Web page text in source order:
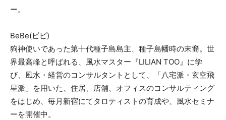
ー。
BeBe(ビビ)
狗神使いであった第十代種子島島主、種子島幡時の末裔。世
界最高峰と呼ばれる、風水マスター『LILIAN TOO』に学
び、風水・経営のコンサルタントとして、「八宅派・玄空飛
星派」を用いた、住居、店舗、オフィスのコンサルティング
をはじめ、毎月新宿にてタロティストの育成や、風水セミナ
ーを開催中。